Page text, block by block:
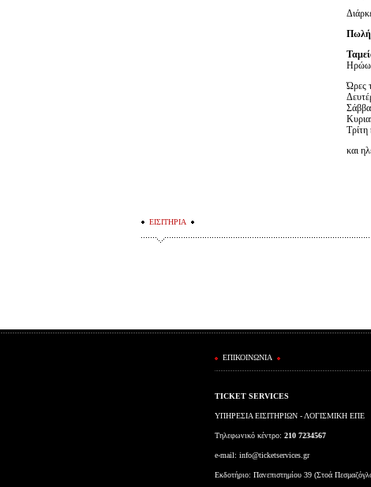
Ώρες
Τρίτη
και
ΕΙΣΙΤΗΡΙΑ
ΕΠΙΚΟΙΝΩΝΙΑ
TICKET SERVICES
ΥΠΗΡΕΣΙΑ ΕΙΣΙΤΗΡΙΩΝ - ΛΟΓΙΣΜΙΚΗ ΕΠΕ
Τηλεφωνικό κέντρο: 210 7234567
e-mail: info@ticketservices.gr
Εκδοτήριο: Πανεπιστημίου 39 (Στοά